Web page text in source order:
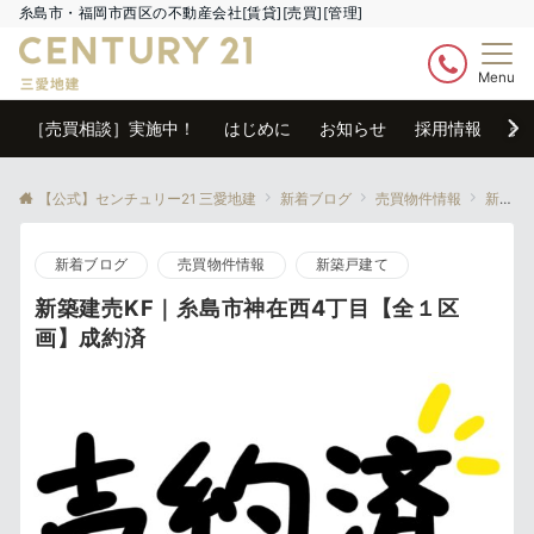
糸島市・福岡市西区の不動産会社[賃貸][売買][管理]
Menu
［売買相談］実施中！ はじめに お知らせ 採用情報 売
【公式】センチュリー21 三愛地建 新着ブログ 売買物件情報 新築戸建て
新着ブログ 売買物件情報 新築戸建て
新築建売KF｜糸島市神在西4丁目【全１区
画】成約済